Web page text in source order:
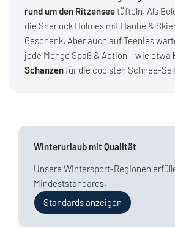
rund um den Ritzenseetüfteln. Als
die Sherlock Holmes mit Haube &
Geschenk. Aber auch auf Teenies
jede Menge Spaß & Action – wie etwa
Schanzenfür die coolsten Schnee-
Winterurlaub mit Qualität
Unsere Wintersport-Regionen
Mindeststandards.
Standards anzeigen